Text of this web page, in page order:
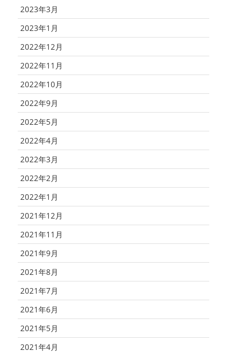
2023年3月
2023年1月
2022年12月
2022年11月
2022年10月
2022年9月
2022年5月
2022年4月
2022年3月
2022年2月
2022年1月
2021年12月
2021年11月
2021年9月
2021年8月
2021年7月
2021年6月
2021年5月
2021年4月